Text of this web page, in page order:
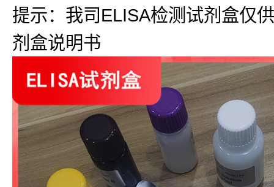
提示：我司ELISA检测试剂盒仅
剂盒说明书